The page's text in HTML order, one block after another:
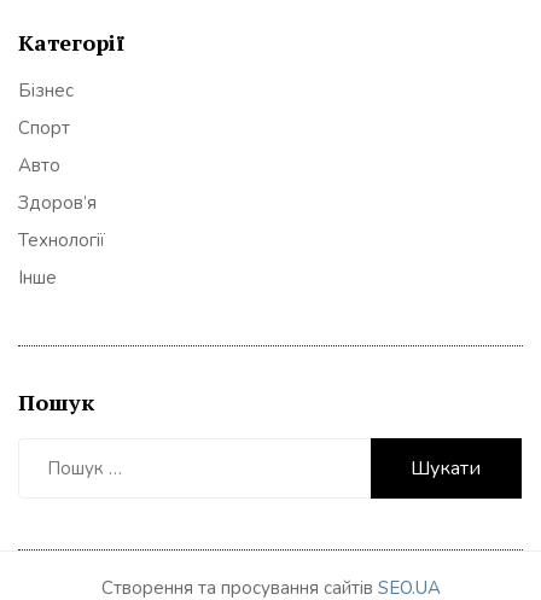
Категорії
Бізнес
Спорт
Авто
Здоров’я
Технології
Інше
Пошук
Створення та просування сайтів SEO.UA